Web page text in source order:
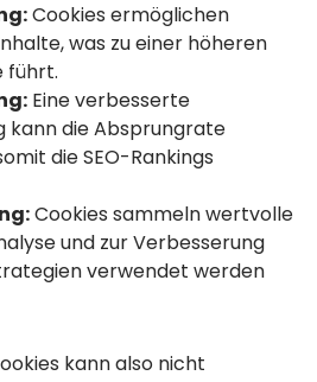
Cookies ermöglichen
was zu einer höheren
führt.
Eine verbesserte
kann die Absprungrate
die SEO-Rankings
Cookies sammeln wertvolle
und zur Verbesserung
verwendet werden
kann also nicht